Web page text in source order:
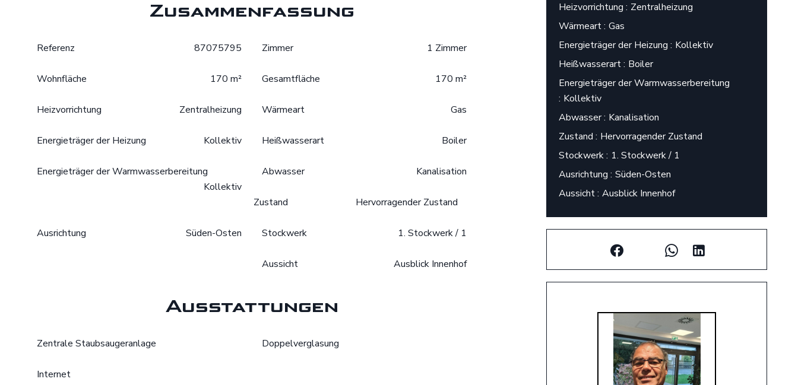
Zusammenfassung
Referenz 87075795 Zimmer 1 Zimmer
Wohnfläche 170 m² Gesamtfläche 170 m²
Heizvorrichtung Zentralheizung Wärmeart Gas
Energieträger der Heizung Kollektiv Heißwasserart Boiler
Energieträger der Warmwasserbereitung
Kollektiv
Abwasser Kanalisation
Zustand Hervorragender Zustand
Stockwerk 1. Stockwerk / 1
Ausrichtung Süden-Osten
Aussicht Ausblick Innenhof
Ausstattungen
Zentrale Staubsaugeranlage Doppelverglasung
Internet
Heizvorrichtung
Zentralheizung
Wärmeart Gas
Energieträger der Heizung
Kollektiv
Heißwasserart Boiler
Energieträger der Warmwasserbereitung
Kollektiv
Abwasser Kanalisation
Zustand
Hervorragender Zustand
Stockwerk
1. Stockwerk / 1
Ausrichtung Süden-Osten
Aussicht Ausblick Innenhof